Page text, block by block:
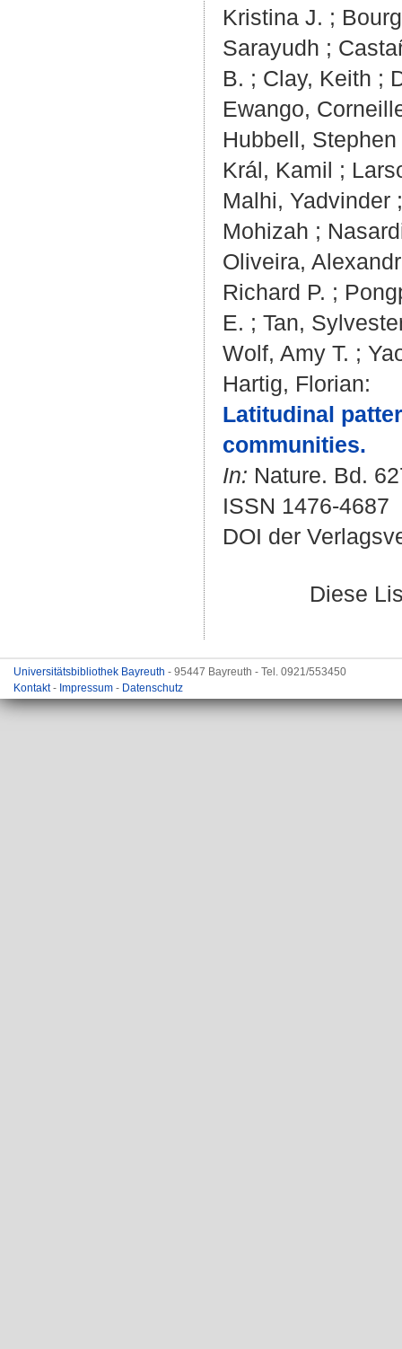
Kristina J. ;
Sarayudh ;
B. ; Clay, Keith ;
Ewango,
Hubbell, Stephen
Král, Kamil ;
Malhi, Yadvinder
Mohizah ;
Oliveira,
Richard P. ;
E. ; Tan,
Wolf, Amy T. ;
Hartig, Florian:
Latitudinal
communities.
In: Nature. Bd.
ISSN 1476-4687
DOI der
Diese
Universitätsbibliothek Bayreuth - 95447 Bayreuth - Tel. 0921/553450
Kontakt- Impressum - Datenschutz